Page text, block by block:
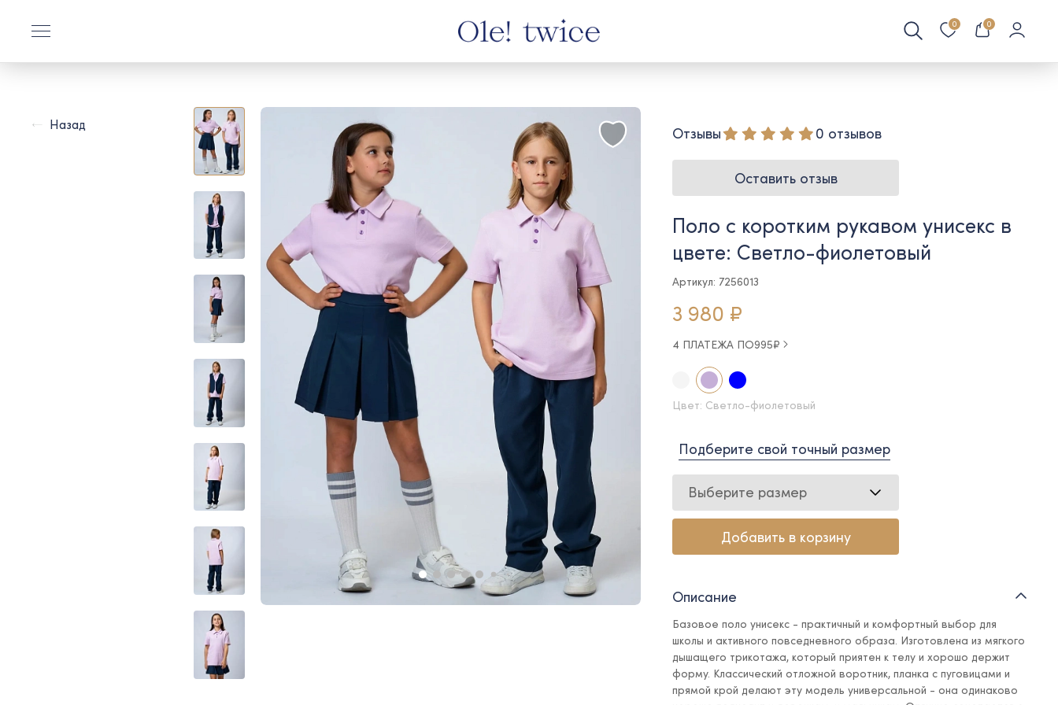
0 0
Назад Отзывы 0 отзывов
Оставить отзыв
Поло с коротким рукавом унисекс в
цвете: Светло-фиолетовый
Артикул: 7256013
3 980 ₽
4 ПЛАТЕЖА ПО995₽
Цвет: Светло-фиолетовый
Подберите свой точный размер
Выберите размер
Добавить в корзину
Описание
Базовое поло унисекс - практичный и комфортный выбор для
школы и активного повседневного образа. Изготовлена из мягкого
дышащего трикотажа, который приятен к телу и хорошо держит
форму. Классический отложной воротник, планка с пуговицами и
прямой крой делают эту модель универсальной - она одинаково